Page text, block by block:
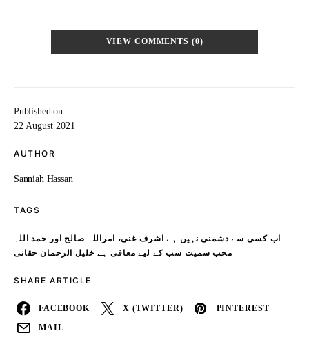
Published on
22 August 2021
AUTHOR
Sanniah Hassan
TAGS
اب کسی سے دشمنی نہیں ہے اشرف غنی، امراللہ صالح اور حمد اللہ
محب سمیت سب کے لیے معافی ہے خلیل الرحمان حقانی
SHARE ARTICLE
FACEBOOK X (TWITTER) PINTEREST
MAIL
VIEW COMMENTS (0)